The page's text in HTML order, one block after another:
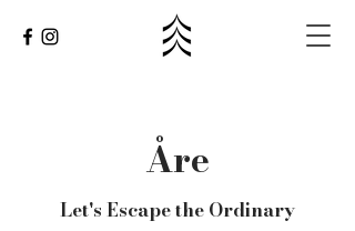
Åre
Let's Escape the Ordinary